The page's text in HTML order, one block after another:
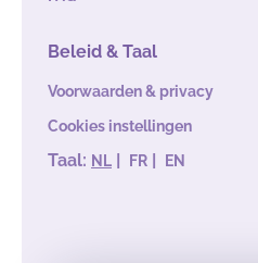
Beleid & Taal
Voorwaarden & privacy
Cookies instellingen
Taal: NL | FR | EN